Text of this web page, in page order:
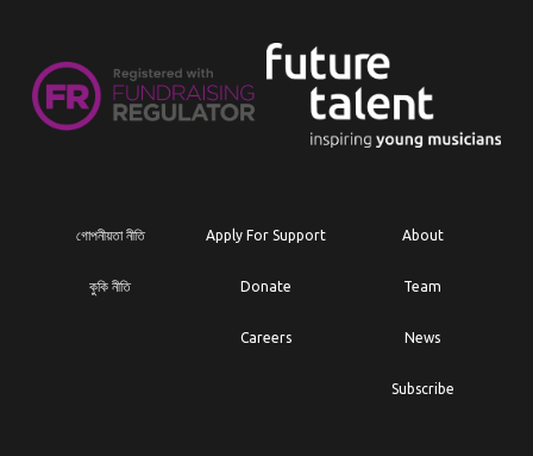
গোপনীয়তা নীতি
কুকি নীতি
Apply For Support
Donate
Careers
About
Team
News
Subscribe